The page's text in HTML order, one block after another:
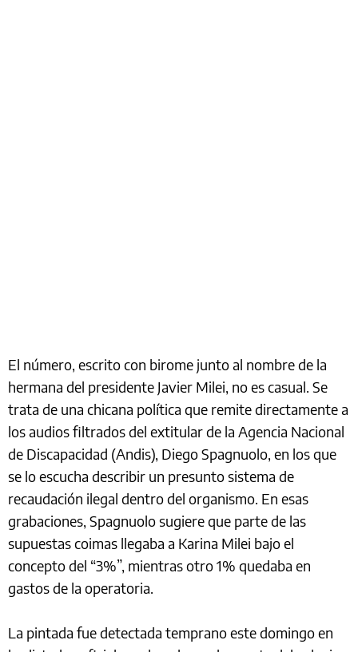
El número, escrito con birome junto al nombre de la
hermana del presidente Javier Milei, no es casual. Se
trata de una chicana política que remite directamente a
los audios filtrados del extitular de la Agencia Nacional
de Discapacidad (Andis), Diego Spagnuolo, en los que
se lo escucha describir un presunto sistema de
recaudación ilegal dentro del organismo. En esas
grabaciones, Spagnuolo sugiere que parte de las
supuestas coimas llegaba a Karina Milei bajo el
concepto del “3%”, mientras otro 1% quedaba en
gastos de la operatoria.
La pintada fue detectada temprano este domingo en